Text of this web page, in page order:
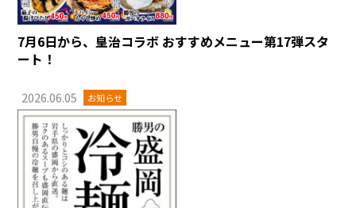
7月6日から、皇治コラボ おすすめメニュー第17弾スタ
ート！
2026.06.05 お知らせ